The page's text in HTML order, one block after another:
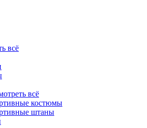
всё
всё
костюмы
штаны